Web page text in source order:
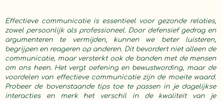
Effectieve communicatie is essentieel voor gezonde relaties,
zowel persoonlijk als professioneel. Door defensief gedrag en
argumenteren te vermijden, kunnen we beter luisteren,
begrijpen en reageren op anderen. Dit bevordert niet alleen de
communicatie, maar versterkt ook de banden met de mensen
om ons heen. Het vergt oefening en bewustwording, maar de
voordelen van effectieve communicatie zijn de moeite waard.
Probeer de bovenstaande tips toe te passen in je dagelijkse
interacties en merk het verschil in de kwaliteit van je